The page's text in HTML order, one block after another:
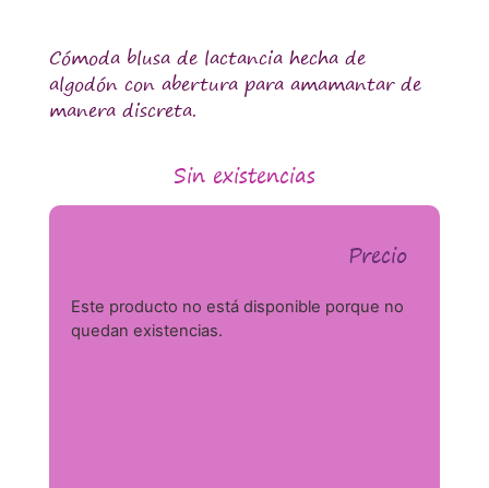
Cómoda blusa de lactancia hecha de
algodón con abertura para amamantar de
manera discreta.
Sin existencias
Precio
Este producto no está disponible porque no
quedan existencias.